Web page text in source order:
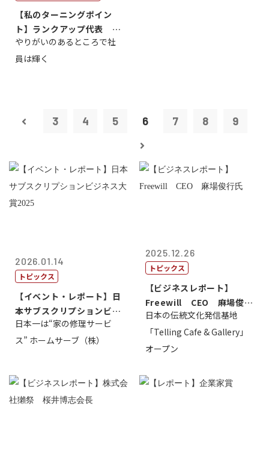
【私のターニングポイン
ト】ランクアップ代表 岩
崎裕美子
やりがいのあるところで社
員は輝く
3 4 5 6 7 8 9
2026.01.14
トピックス
【イベント・レポート】日
本サブスクリプションビジ
ネス大賞20...
日本一は“家の修理サービ
ス” ホームサーブ（株）
2025.12.26
トピックス
【ビジネスレポート】
Freewill CEO 麻場俊行
氏
日本の伝統文化発信基地
「Telling Cafe & Gallery」
オープン